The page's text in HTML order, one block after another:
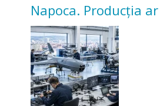
Napoca. Producția
înceapă în toamna